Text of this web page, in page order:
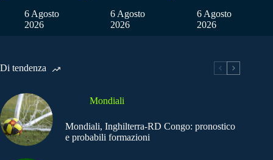
6 Agosto
2026
6 Agosto
2026
6 Agosto
2026
Di tendenza
Mondiali
Mondiali, Inghilterra-RD Congo: pronostico
e probabili formazioni